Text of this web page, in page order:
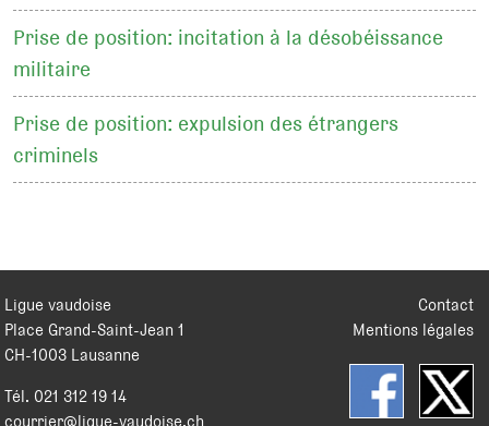
Prise de position: incitation à la désobéissance
militaire
Prise de position: expulsion des étrangers
criminels
Contact
Mentions légales
Ligue vaudoise
Place Grand-Saint-Jean 1
CH-1003 Lausanne
Tél. 021 312 19 14
courrier@ligue-vaudoise.ch